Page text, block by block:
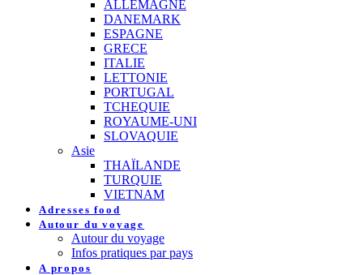
ALLEMAGNE
DANEMARK
ESPAGNE
GRECE
ITALIE
LETTONIE
PORTUGAL
TCHEQUIE
ROYAUME-UNI
SLOVAQUIE
Asie
THAÏLANDE
TURQUIE
VIETNAM
Adresses food
Autour du voyage
Autour du voyage
Infos pratiques par pays
A propos